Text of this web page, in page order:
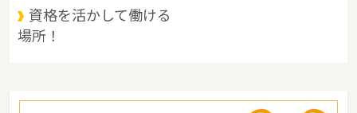
資格を活かして働ける
場所！